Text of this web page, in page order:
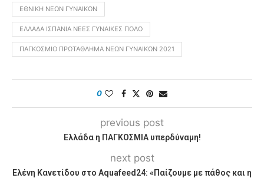
ΕΘΝΙΚΉ ΝΈΩΝ ΓΥΝΑΙΚΏΝ
ΕΛΛΆΔΑ ΙΣΠΑΝΊΑ ΝΈΕΣ ΓΥΝΑΊΚΕΣ ΠΌΛΟ
ΠΑΓΚΌΣΜΙΟ ΠΡΩΤΆΘΛΗΜΑ ΝΈΩΝ ΓΥΝΑΙΚΏΝ 2021
0
previous post
Ελλάδα η ΠΑΓΚΟΣΜΙΑ υπερδύναμη!
next post
Ελένη Κανετίδου στο Aquafeed24: «Παίζουμε με πάθος και η